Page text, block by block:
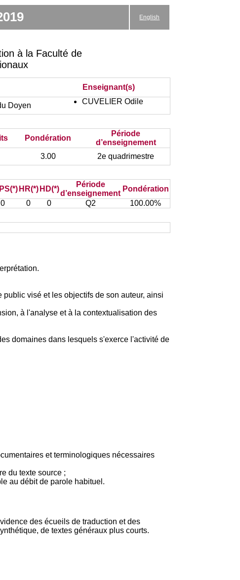
English
à la Faculté de
Enseignant(s)
Doyen CUVELIER Odile
Pondération
Période
d’enseignement
3.00 2e quadrimestre
HR(*) HD(*)
Période
d’enseignement
Pondération
0 0 0 Q2 100.00%
visé et les objectifs de son auteur, ainsi
à l'analyse et à la contextualisation des
domaines dans lesquels s'exerce l'activité de
et terminologiques nécessaires
du texte source ;
au débit de parole habituel.
des écueils de traduction et des
de textes généraux plus courts.